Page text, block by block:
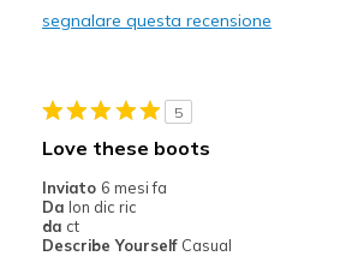
View On Shoes
I'm Really Into
segnalare questa recensione
5
Love these boots
Inviato 6 mesi fa
Da lon dic ric
da ct
Describe Yourself Casual